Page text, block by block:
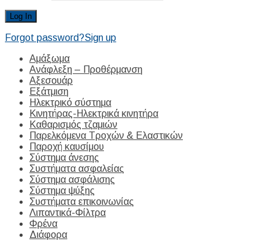
Forgot password?Sign up
Αμάξωμα
Ανάφλεξη – Προθέρμανση
Αξεσουάρ
Εξάτμιση
Ηλεκτρικό σύστημα
Κινητήρας-Ηλεκτρικά κινητήρα
Καθαρισμός τζαμιών
Παρελκόμενα Τροχών & Ελαστικών
Παροχή καυσίμου
Σύστημα άνεσης
Συστήματα ασφαλείας
Σύστημα ασφάλισης
Σύστημα ψύξης
Συστήματα επικοινωνίας
Λιπαντικά-Φίλτρα
Φρένα
Διάφορα